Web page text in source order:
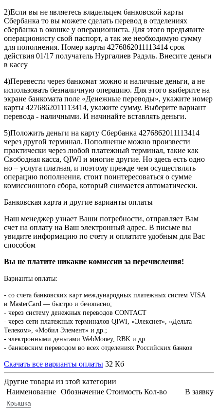
2)Если вы не являетесь владельцем банковской карты
Сбербанка то вы можете сделать перевод в отделениях
сбербанка в окошке у операциониста. Для этого предъявите
операционисту свой паспорт, а так же необходимую сумму
для пополнения. Номер карты 4276862011113414 срок
действия 01/17 получатель Нургалиев Радэль. Внесите деньги
в кассу
4)Перевести через банкомат можно и наличные деньги, а не
использовать безналичную операцию. Для этого выберите на
экране банкомата поле «Денежные переводы», укажите номер
карты 4276862011113414, укажите сумму. Выберите вариант
перевода - наличными. И начинайте вставлять деньги.
5)Положить деньги на карту Сбербанка 4276862011113414
через другой терминал. Пополнение можно произвести
практически через любой платежный терминал, такие как
Свободная касса, QIWI и многие другие. Но здесь есть одно
но – услуга платная, и поэтому прежде чем осуществлять
операцию пополнения, стоит поинтересоваться о сумме
комиссионного сбора, который снимается автоматически.
Банковская карта и другие варианты оплаты
Наш менеджер узнает Ваши потребности, отправляет Вам
счет на оплату на Ваш электронный адрес. В письме вы
увидите информацию по счету и оплатите удобным для Вас
способом
Вы не платите никакие комиссии за перечисления!
Варианты оплаты:
- со счета банковских карт международных платежных систем VISA
и MasterCard — быстро и безопасно;
- через систему денежных переводов CONTACT
- через сети платежных терминалов QIWI, «Элекснет», «Дельта
Телеком», «Мобил Элемент» и др.;
- электронными деньгами WebMoney, RBK и др.
- банковским переводом во всех отделениях Российских банков
Скачать все варианты оплаты 32 Кб
Другие товары из этой категории
Наименование Обозначение Стоимость Кол-во В заявку
Крышка